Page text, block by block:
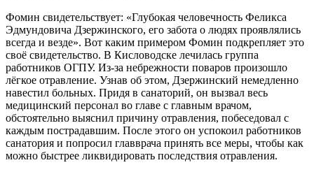
Фомин свидетельствует: «Глубокая человечность Феликса
Эдмундовича Дзержинского, его забота о людях проявлялись
всегда и везде». Вот каким примером Фомин подкрепляет это
своё свидетельство. В Кисловодске лечилась группа
работников ОГПУ. Из-за небрежности поваров произошло
лёгкое отравление. Узнав об этом, Дзержинский немедленно
навестил больных. Придя в санаторий, он вызвал весь
медицинский персонал во главе с главным врачом,
обстоятельно выяснил причину отравления, побеседовал с
каждым пострадавшим. После этого он успокоил работников
санатория и попросил главврача принять все меры, чтобы как
можно быстрее ликвидировать последствия отравления.